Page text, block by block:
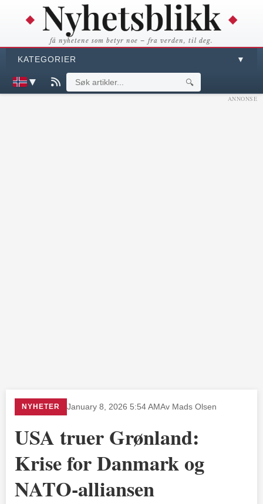
få nyhetene som betyr noe – fra verden, til deg.
KATEGORIER ▼
▼ 🔍
ANNONSE
NYHETER January 8, 2026 5:54 AMAv Mads Olsen
USA truer Grønland:
Krise for Danmark og
NATO-alliansen